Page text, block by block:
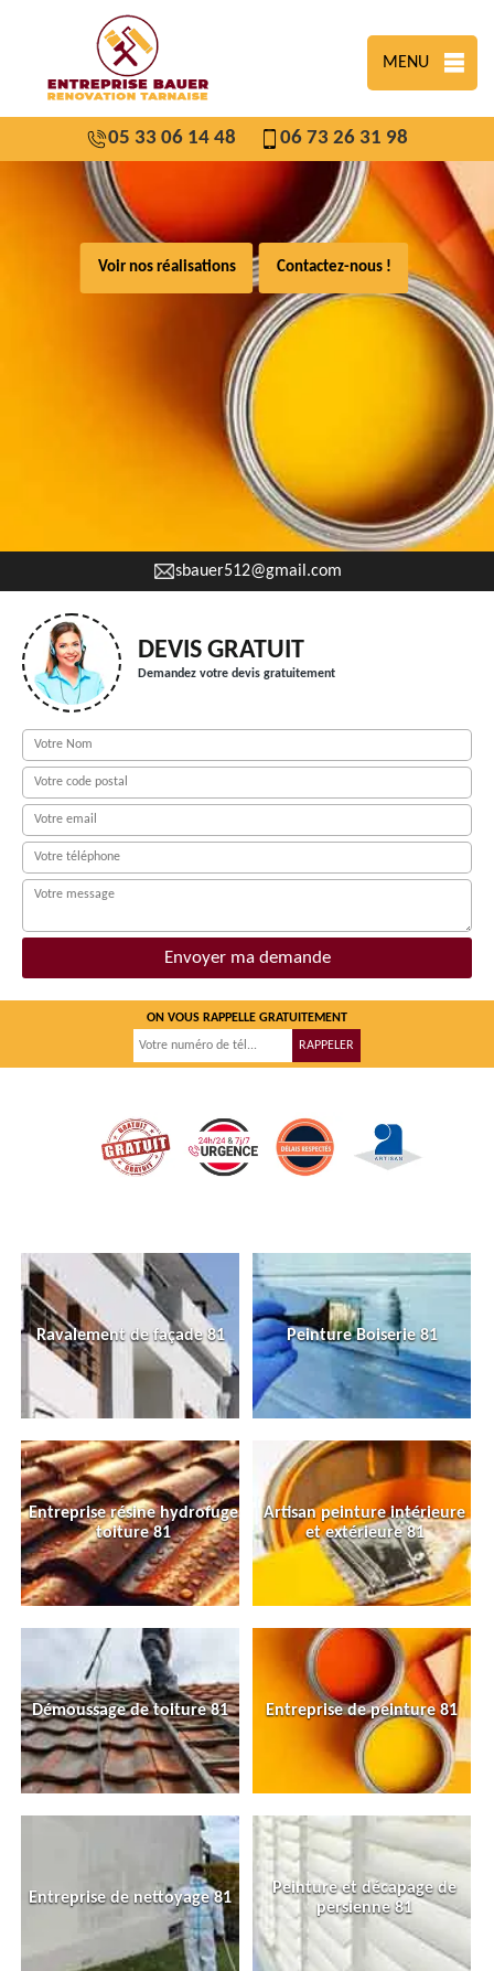
MENU
05 33 06 14 48 06 73 26 31 98
Voir nos réalisations Contactez-nous !
sbauer512@gmail.com
DEVIS GRATUIT
Demandez votre devis gratuitement
ON VOUS RAPPELLE GRATUITEMENT
Ravalement de façade 81 Peinture Boiserie 81
Entreprise résine hydrofuge
toiture 81
Artisan peinture intérieure
et extérieure 81
Démoussage de toiture 81 Entreprise de peinture 81
Entreprise de nettoyage 81
Peinture et décapage de
persienne 81